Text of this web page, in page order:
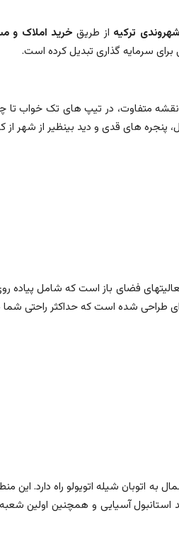
ترکیه از طریق خرید املاک و
برای سرمایه گذاری تبدیل کرده است.
پنجره های قدی و دید بینظیر از
ای طراحی شده است که حداکثر راحتی